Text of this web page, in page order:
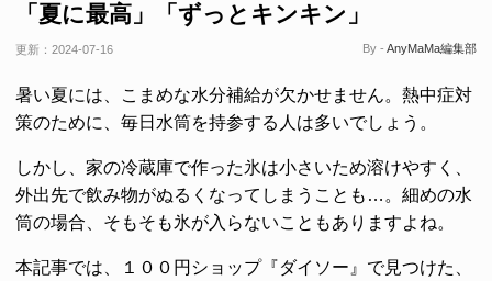
「夏に最高」「ずっとキンキン」
更新： 2024-07-16 By - AnyMaMa編集部
暑い夏には、こまめな水分補給が欠かせません。熱中症対
策のために、毎日水筒を持参する人は多いでしょう。
しかし、家の冷蔵庫で作った氷は小さいため溶けやすく、
外出先で飲み物がぬるくなってしまうことも…。細めの水
筒の場合、そもそも氷が入らないこともありますよね。
本記事では、１００円ショップ『ダイソー』で見つけた、